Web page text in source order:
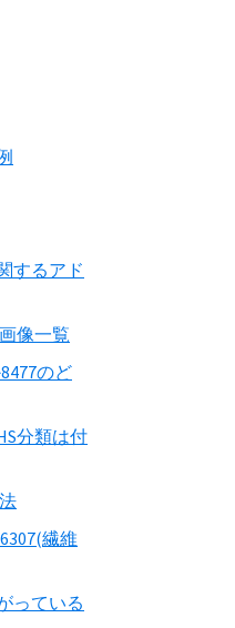
するアド
像一覧
のど
分類は付
繊維
っている